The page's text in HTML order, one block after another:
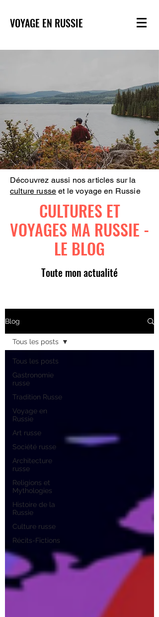
VOYAGE EN RUSSIE
Découvrez aussi nos articles sur la
culture russe et le voyage en Russie
CULTURES ET
VOYAGES MA RUSSIE -
LE BLOG
Toute mon actualité
Blog
Tous les posts
Gastronomie
russe
Tradition Russe
Voyage en
Russie
Art russe
Société russe
Architecture
russe
Religions et
Mythologies
Histoire de la
Russie
Culture russe
Récits-Fictions
Tous les posts